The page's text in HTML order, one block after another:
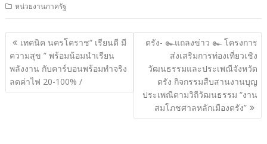
e
b
o
o
k
itt
er
k
e
dI
n
e p
y
Li
n
k
ar
e
หน่วยงานภาครัฐ
แนะแนว
เรื่อง
เทคนิค นครโคราช“ เรียนดี มี
ความสุข ” พร้อมน้อมนำเรียน
พลังงาน กับคาร์บอนพร้อมทำจริง
ลดค่าไฟ 20-100% /
ตรัง- ๛แถลงข่าว ๛ โครงการ
ส่งเสริมการท่องเที่ยวเชิง
วัฒนธรรมและประเพณีจังหวัด
ตรัง กิจกรรมสืบสานงานบุญ
ประเพณีตามวิถีวัฒนธรรม “งาน
สมโภชศาลหลักเมืองตรัง”